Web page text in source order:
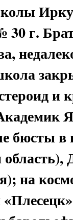
г.
и
бюсты в
на